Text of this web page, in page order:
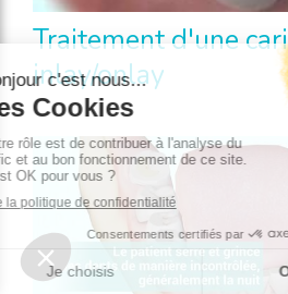
Traitement d'une
inlay/onlay